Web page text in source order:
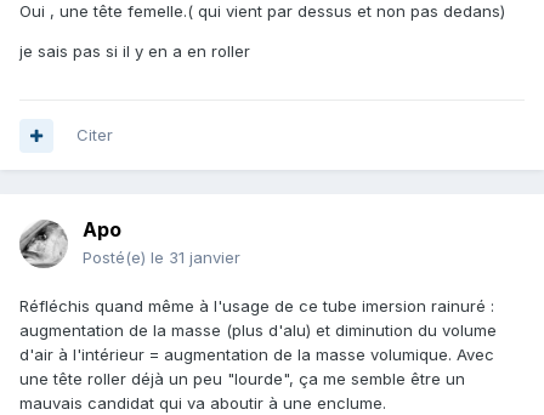
Oui , une tête femelle.( qui vient par dessus et non pas dedans)
je sais pas si il y en a en roller
Citer
Apo
Posté(e) le 31 janvier
Réfléchis quand même à l'usage de ce tube imersion rainuré :
augmentation de la masse (plus d'alu) et diminution du volume
d'air à l'intérieur = augmentation de la masse volumique. Avec
une tête roller déjà un peu "lourde", ça me semble être un
mauvais candidat qui va aboutir à une enclume.